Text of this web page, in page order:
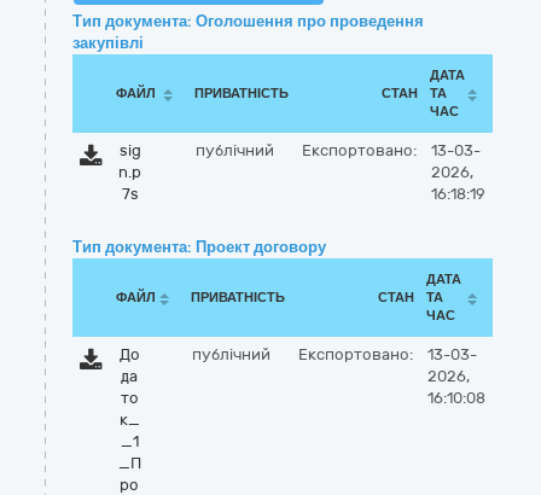
Тип документа: Оголошення про проведення
закупівлі
ФАЙЛ ПРИВАТНІСТЬ СТАН
ДАТА
ТА
ЧАС
sig
n.p
7s
публічний Експортовано:
13-03-
2026,
16:18:19
Тип документа: Проект договору
ФАЙЛ ПРИВАТНІСТЬ СТАН
ДАТА
ТА
ЧАС
До
да
то
к_
_1
_П
ро
публічний Експортовано:
13-03-
2026,
16:10:08